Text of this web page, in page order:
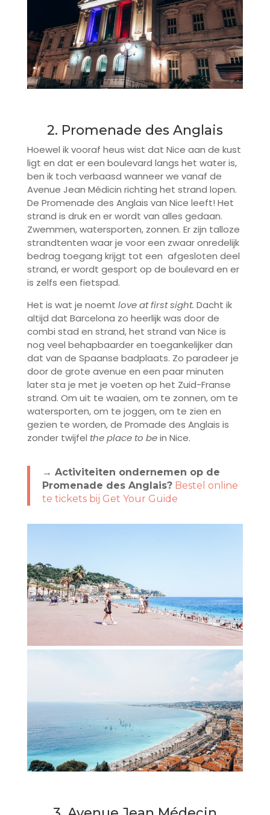
2. Promenade des Anglais
Hoewel ik vooraf heus wist dat Nice aan de kust
ligt en dat er een boulevard langs het water is,
ben ik toch verbaasd wanneer we vanaf de
Avenue Jean Médicin richting het strand lopen.
De Promenade des Anglais van Nice leeft! Het
strand is druk en er wordt van alles gedaan.
Zwemmen, watersporten, zonnen. Er zijn talloze
strandtenten waar je voor een zwaar onredelijk
bedrag toegang krijgt tot een afgesloten deel
strand, er wordt gesport op de boulevard en er
is zelfs een fietspad.
Het is wat je noemt love at first sight. Dacht ik
altijd dat Barcelona zo heerlijk was door de
combi stad en strand, het strand van Nice is
nog veel behapbaarder en toegankelijker dan
dat van de Spaanse badplaats. Zo paradeer je
door de grote avenue en een paar minuten
later sta je met je voeten op het Zuid-Franse
strand. Om uit te waaien, om te zonnen, om te
watersporten, om te joggen, om te zien en
gezien te worden, de Promade des Anglais is
zonder twijfel the place to bein Nice.
→ Activiteiten ondernemen op de
Promenade des Anglais? Bestel online
te tickets bij Get Your Guide